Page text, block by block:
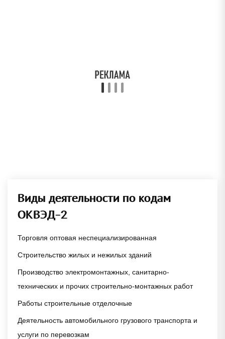
Виды деятельности по кодам
ОКВЭД-2
Торговля оптовая неспециализированная
Строительство жилых и нежилых зданий
Производство электромонтажных, санитарно-
технических и прочих строительно-монтажных работ
Работы строительные отделочные
Деятельность автомобильного грузового транспорта и
услуги по перевозкам